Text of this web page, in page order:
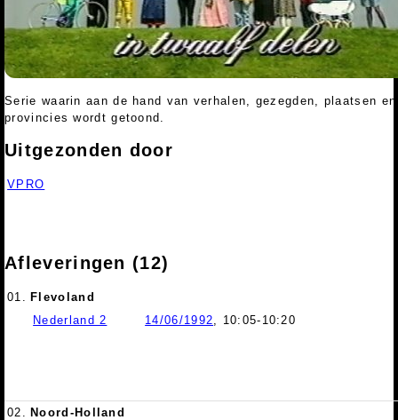
Serie waarin aan de hand van verhalen, gezegden, plaatsen
provincies wordt getoond.
Uitgezonden door
VPRO
Afleveringen (12)
01.
Flevoland
Nederland 2
14/06/1992 , 10:05-10:20
02.
Noord-Holland